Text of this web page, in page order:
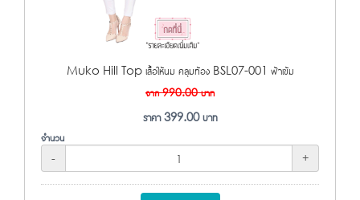
Muko Hill Top เสื้อให้นม คลุมท้อง BSL07-001 ฟ้าเข้ม
จาก990.00บาท
ราคา399.00บาท
จำนวน
-
+